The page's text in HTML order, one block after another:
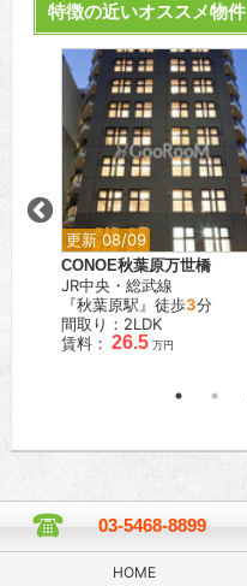
特徴の近いオススメ物件
更新 08/09
CONOE秋葉原万世橋
JR中央・総武線
『秋葉原駅』徒歩3分
間取り：2LDK
賃料： 26.5 万円
03-5468-8899
HOME